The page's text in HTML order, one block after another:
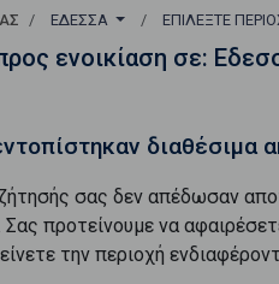
ΕΔΕΣΣΑ ΕΠΙΛΈΞΤΕ
ενοικίαση σε:
διαθέσιμα
σας δεν απέδωσαν
Σας προτείνουμε να
την περιοχή